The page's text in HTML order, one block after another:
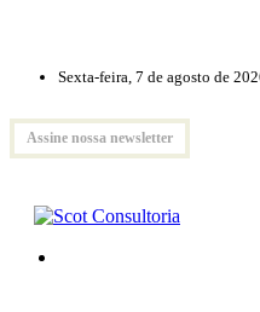
Sexta-feira, 7 de agosto de
Assine nossa newsletter